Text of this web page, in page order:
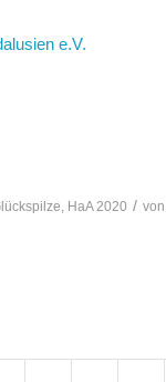
, HaA 2020 / von